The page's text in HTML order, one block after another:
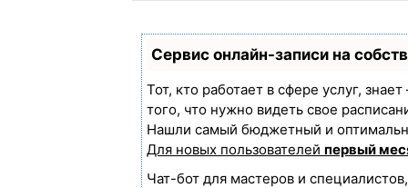
Сервис онлайн-записи на
Тот, кто работает в сфере услуг,
того, что нужно видеть свое
Нашли самый бюджетный и
Для новых пользователей первый
Чат-бот для мастеров и